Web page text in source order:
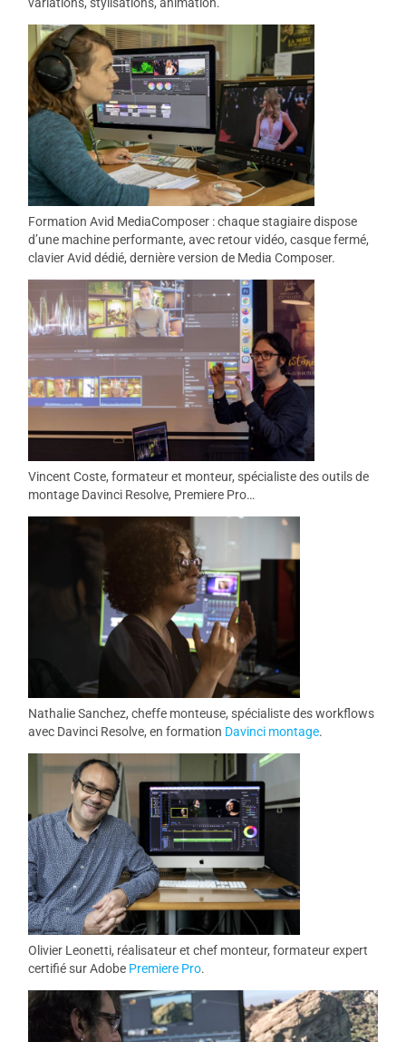
Formation Avid MediaComposer : chaque stagiaire dispose
d’une machine performante, avec retour vidéo, casque fermé,
clavier Avid dédié, dernière version de Media Composer.
Vincent Coste, formateur et monteur, spécialiste des outils de
montage Davinci Resolve, Premiere Pro…
Nathalie Sanchez, cheffe monteuse, spécialiste des workflows
avec Davinci Resolve, en formation Davinci montage.
Olivier Leonetti, réalisateur et chef monteur, formateur expert
certifié sur Adobe Premiere Pro.